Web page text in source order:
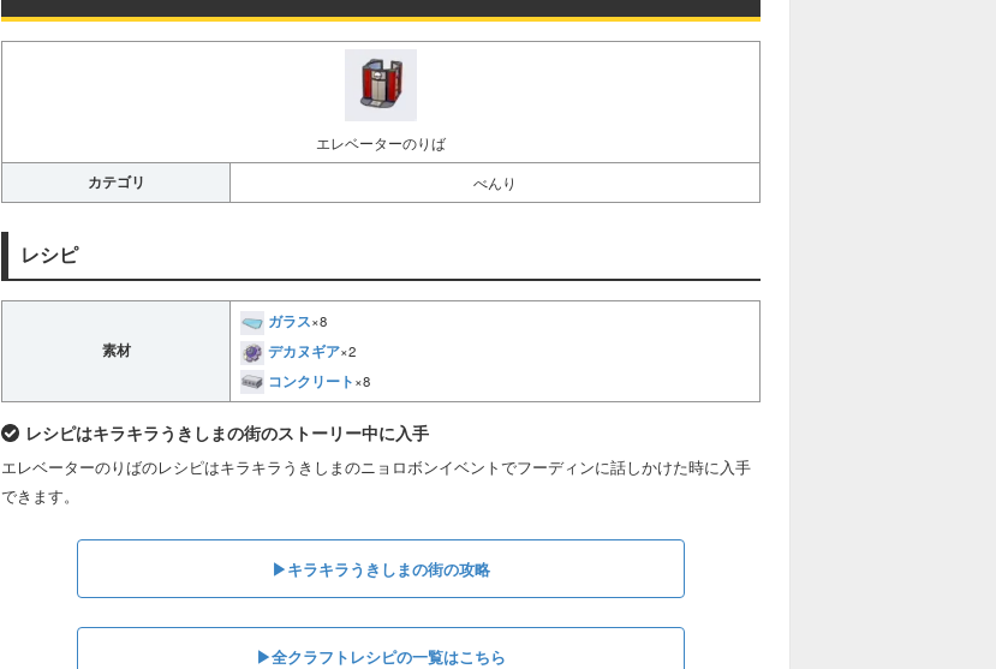
エレベーターのりば
カテゴリ べんり
レシピ
素材
ガラス×8
デカヌギア×2
コンクリート×8
レシピはキラキラうきしまの街のストーリー中に入手
エレベーターのりばのレシピはキラキラうきしまのニョロボンイベントでフーディンに話しかけた時に入手
できます。
▶︎キラキラうきしまの街の攻略
▶︎全クラフトレシピの一覧はこちら